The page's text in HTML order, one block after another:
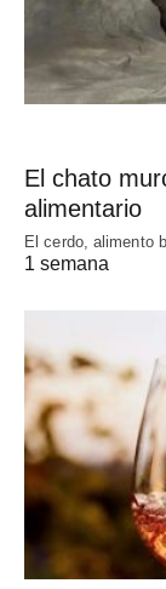
El chato
alimentario
El cerdo, alimento
1 semana